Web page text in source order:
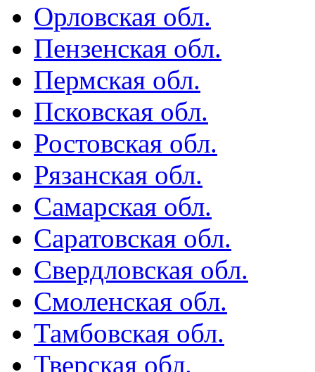
Орловская обл.
Пензенская обл.
Пермская обл.
Псковская обл.
Ростовская обл.
Рязанская обл.
Самарская обл.
Саратовская обл.
Свердловская обл.
Смоленская обл.
Тамбовская обл.
Тверская обл.